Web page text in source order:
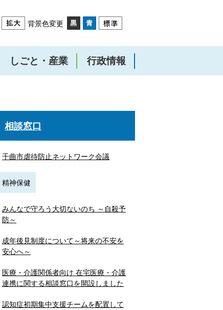
背景色変更
しごと・産業 行政情報
相談窓口
千曲市虐待防止ネットワーク会議
精神保健
みんなで守ろう大切ないのち ～自殺予
防～
成年後見制度について～将来の不安を
安心へ～
医療・介護関係者向け 在宅医療・介護
連携に関する相談窓口を開設しました
認知症初期集中支援チームを配置して